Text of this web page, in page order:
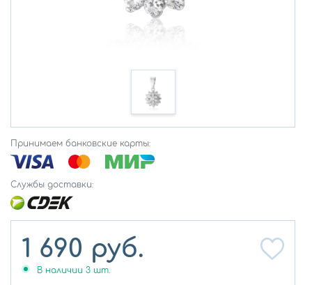
Принимаем банковские карты:
Службы доставки:
1 690 руб.
В наличии 3 шт.